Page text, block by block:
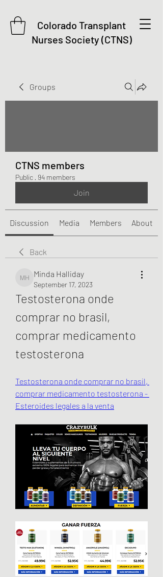
Colorado Transplant
Nurses Society (CTNS)
Groups
CTNS members
Public · 94 members
Join
Discussion Media Members About
Back
Minda Halliday
Minda Halliday
September 17, 2023
Testosterona onde
comprar no brasil,
comprar medicamento
testosterona
Testosterona onde comprar no brasil,
comprar medicamento testosterona -
Esteroides legales a la venta